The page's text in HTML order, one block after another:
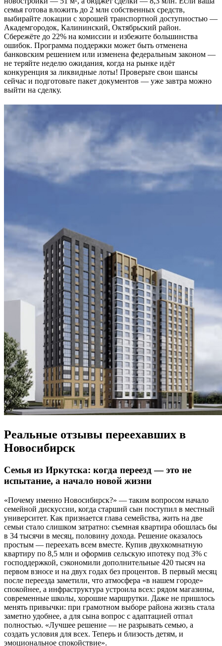
семья готова вложить до 2 млн собственных средств,
выбирайте локации с хорошей транспортной доступностью —
Академгородок, Калининский, Октябрьский район.
Сбережёте до 22% на комиссии и избежите большинства
ошибок. Программа поддержки может быть отменена
банковским решением или изменена федеральным законом —
не теряйте неделю ожидания, когда на рынке идёт
конкуренция за ликвидные лоты! Проверьте свои шансы
сейчас и подготовьте пакет документов — уже завтра можно
выйти на сделку.
Реальные отзывы переехавших в
Новосибирск
Семья из Иркутска: когда переезд — это не
испытание, а начало новой жизни
«Почему именно Новосибирск?» — таким вопросом начало
семейной дискуссии, когда старший сын поступил в местный
университет. Как признается глава семейства, жить на две
семьи стало слишком затратно: съемная квартира обошлась бы
в 34 тысячи в месяц, половину дохода. Решение оказалось
простым — переехать всем вместе. Купив двухкомнатную
квартиру по 8,5 млн и оформив сельскую ипотеку под 3% с
господдержкой, сэкономили дополнительные 420 тысяч на
первом взносе и на двух годах без процентов. В первый месяц
после переезда заметили, что атмосфера «в нашем городе»
спокойнее, а инфраструктура устроила всех: рядом магазины,
современные школы, хорошие маршрутки. Даже не пришлось
менять привычки: при грамотном выборе района жизнь стала
заметно удобнее, а для сына вопрос с адаптацией отпал
полностью. «Лучшее решение — не разрывать семью, а
создать условия для всех. Теперь и близость детям, и
эмоциональное спокойствие».